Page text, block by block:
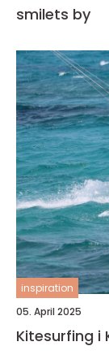
smilets by
inspiration
05. April 2025
Kitesurfing i